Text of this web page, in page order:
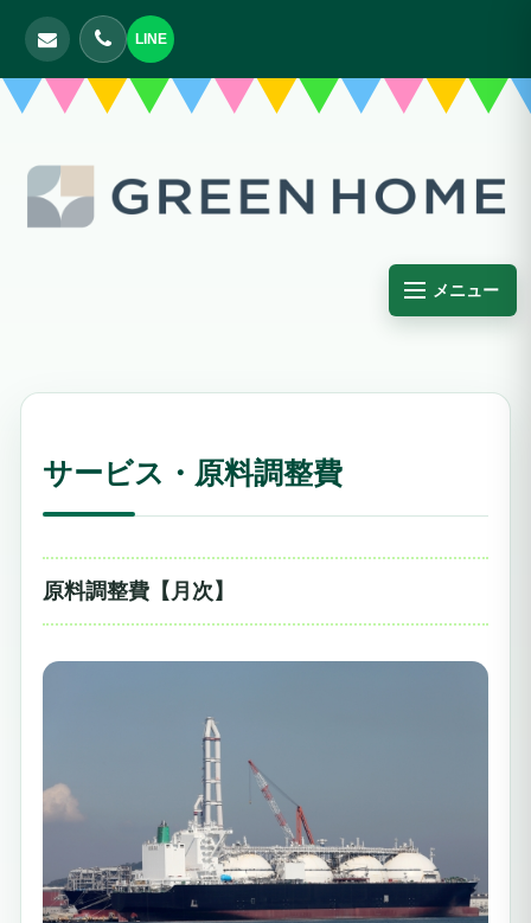
LINE
メニュー
サービス・原料調整費
原料調整費【月次】